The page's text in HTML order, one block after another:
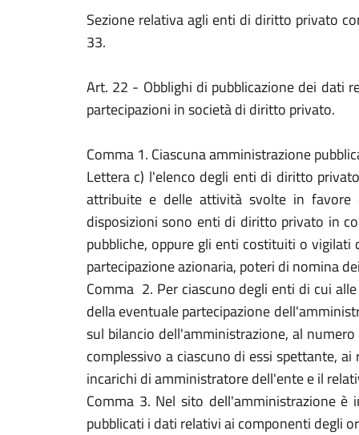
Sezione relativa agli enti di diritto privato
33.
Art. 22 - Obblighi di pubblicazione dei dati
partecipazioni in società di diritto privato.
Comma 1. Ciascuna amministrazione
Lettera c) l'elenco degli enti di diritto
attribuite e delle attività svolte in favore
disposizioni sono enti di diritto privato in
pubbliche, oppure gli enti costituiti o
partecipazione azionaria, poteri di nomina
Comma 2. Per ciascuno degli enti di cui
della eventuale partecipazione
sul bilancio dell'amministrazione, al
complessivo a ciascuno di essi spettante,
incarichi di amministratore dell'ente e il
Comma 3. Nel sito dell'amministrazione
pubblicati i dati relativi ai componenti degli